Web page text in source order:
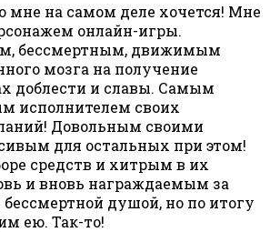
мне на самом деле хочется! Мне
онлайн-игры.
бессмертным, движимым
мозга на получение
доблести и славы. Самым
исполнителем своих
Довольным своими
для остальных при этом!
средств и хитрым в их
и вновь награждаемым за
душой, но по итогу
ею. Так-то!